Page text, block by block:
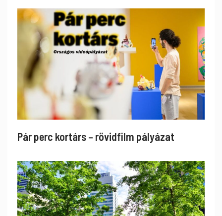
Pár perc kortárs – rövidfilm pályázat